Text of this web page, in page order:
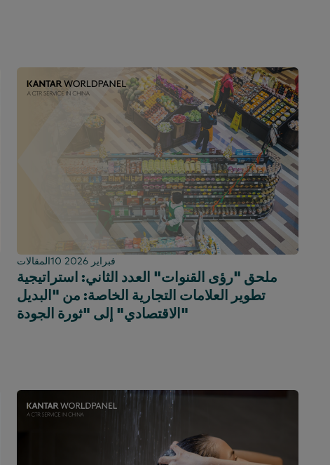
المقالات 10 فبراير 2026
ملحق "رؤى القنوات" العدد الثاني: استراتيجية
تطوير العلامات التجارية الخاصة: من "البديل
الاقتصادي" إلى "ثورة الجودة"